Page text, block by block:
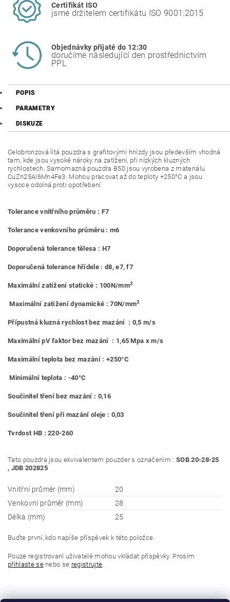
Certifikát ISO
jsme držitelem certifikátu ISO 9001:2015
Objednávky přijaté do 12:30
doručíme následující den prostřednictvím
PPL
POPIS
PARAMETRY
DISKUZE
Celobronzová lítá pouzdra s grafitovými hnízdy jsou především vhodná
tam, kde jsou vysoké nároky na zatížení, při nízkých kluzných
rychlostech. Samomazná pouzdra B50 jsou vyrobena z materiálu
CuZn25Al6Mn4Fe3. Mohou pracovat až do teploty +250°C a jsou
vysoce odolná proti opotřebení
Tolerance vnitřního průměru : F7
Tolerance venkovního průměru : m6
Doporučená tolerance tělesa : H7
Doporučená tolerance hřídele : d8, e7, f7
Maximální zatížení statické : 100N/mm2
Maximální zatížení dynamické : 70N/mm2
Přípustná kluzná rychlost bez mazání : 0,5 m/s
Maximální pV faktor bez mazání : 1,65 Mpa x m/s
Maximální teplota bez mazání : +250°C
Minimální teplota : -40°C
Součinitel tření bez mazání : 0,16
Součinitel tření při mazání oleje : 0,03
Tvrdost HB : 220-260
Tato pouzdra jsou ekvivalentem pouzder s označením : SOB 20-28-25
, JDB 202825
Vnitřní průměr (mm)
20
Venkovní průměr (mm)
28
Délka (mm)
25
Buďte první, kdo napíše příspěvek k této položce.
Pouze registrovaní uživatelé mohou vkládat příspěvky. Prosím
přihlaste senebo se registrujte.